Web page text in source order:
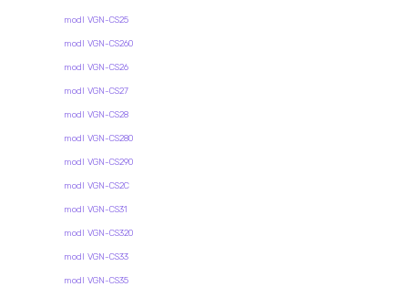
modl VGN-CS25
modl VGN-CS260
modl VGN-CS26
modl VGN-CS27
modl VGN-CS28
modl VGN-CS280
modl VGN-CS290
modl VGN-CS2C
modl VGN-CS31
modl VGN-CS320
modl VGN-CS33
modl VGN-CS35